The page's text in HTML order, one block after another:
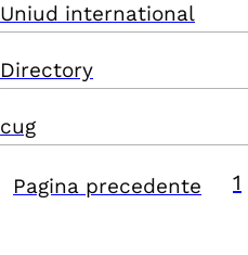
Uniud international
Directory
cug
Pagina precedente 1